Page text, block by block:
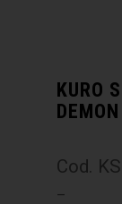
KURO
Cod.
–